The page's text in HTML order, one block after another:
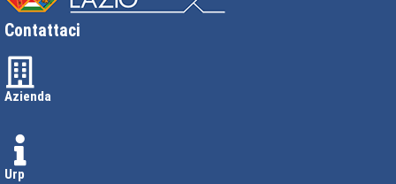
Contattaci
Azienda
Urp